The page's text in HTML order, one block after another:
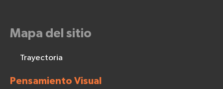
Mapa del sitio
Trayectoria
Pensamiento Visual